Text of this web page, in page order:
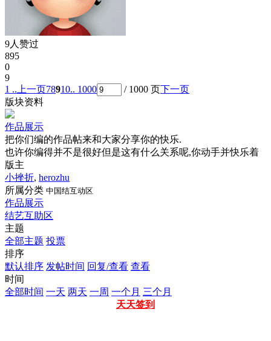
9人赞过
895
0
9
1 .. 上一页78910.. 1000 / 1000 页下一页
版块资料
作品展示
把你们编的作品帖来和大家分享你的快乐.
也许你编得并不是很好但是这有什么关系呢,你动手并快乐着
版主
小挫折, herozhu
所属分类 中国结互动区
作品展示
结艺互助区
主题
全部主题 投票
排序
默认排序 发帖时间 回复/查看 查看
时间
全部时间 一天 两天 一周 一个月 三个月
天天签到